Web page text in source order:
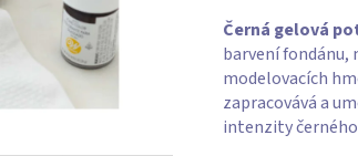
Černá gelová
barvení fondánu,
modelovacích
zapracovává a
intenzity